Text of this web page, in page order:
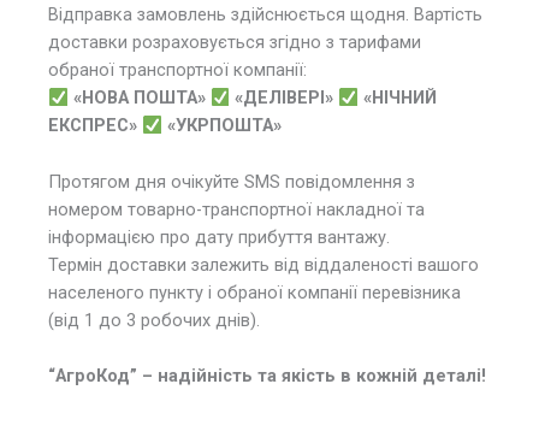
Відправка замовлень здійснюється щодня. Вартість
доставки розраховується згідно з тарифами
обраної транспортної компанії:
«НОВА ПОШТА»
«ДЕЛІВЕРІ»
«НІЧНИЙ
ЕКСПРЕС»
«УКРПОШТА»
Протягом дня очікуйте SMS повідомлення з
номером товарно-транспортної накладної та
інформацією про дату прибуття вантажу.
Термін доставки залежить від віддаленості вашого
населеного пункту і обраної компанії перевізника
(від 1 до 3 робочих днів).
“АгроКод” – надійність та якість в кожній деталі!